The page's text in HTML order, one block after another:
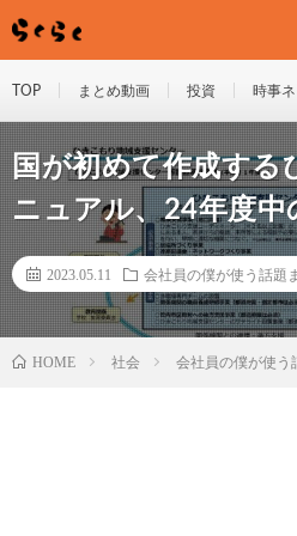
TOP まとめ動画 投資 時事ネ
国が初めて作成する
ニュアル、24年度中
2023.05.11 会社員の僕が使う話題
HOME 社会 会社員の僕が使う